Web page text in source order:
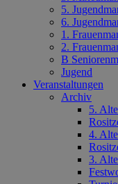
5.
6.
1.
2.
B
Jugend
Veranstaltungen
Archiv
5.
4.
3.